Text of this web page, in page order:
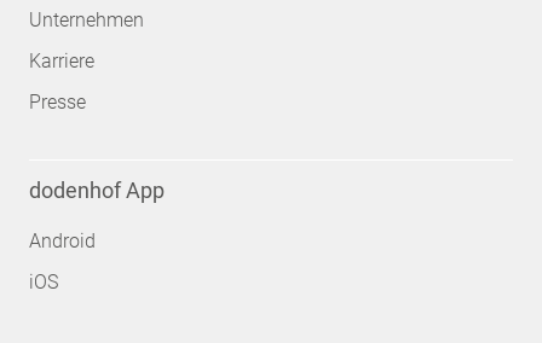
Unternehmen
Karriere
Presse
dodenhof App
Android
iOS